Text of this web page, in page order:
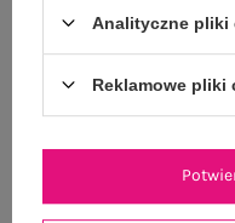
Analityczne pliki
Reklamowe pliki